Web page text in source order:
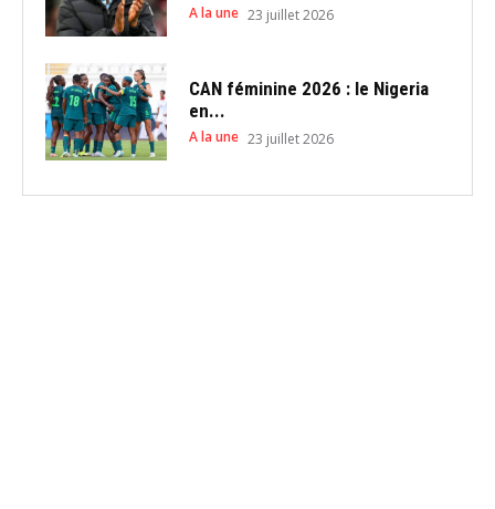
A la une 23 juillet 2026
CAN féminine 2026 : le Nigeria
en...
A la une 23 juillet 2026